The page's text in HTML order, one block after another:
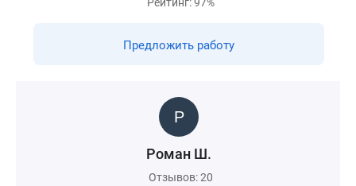
Предложить работу
Роман Ш.
Отзывов: 20